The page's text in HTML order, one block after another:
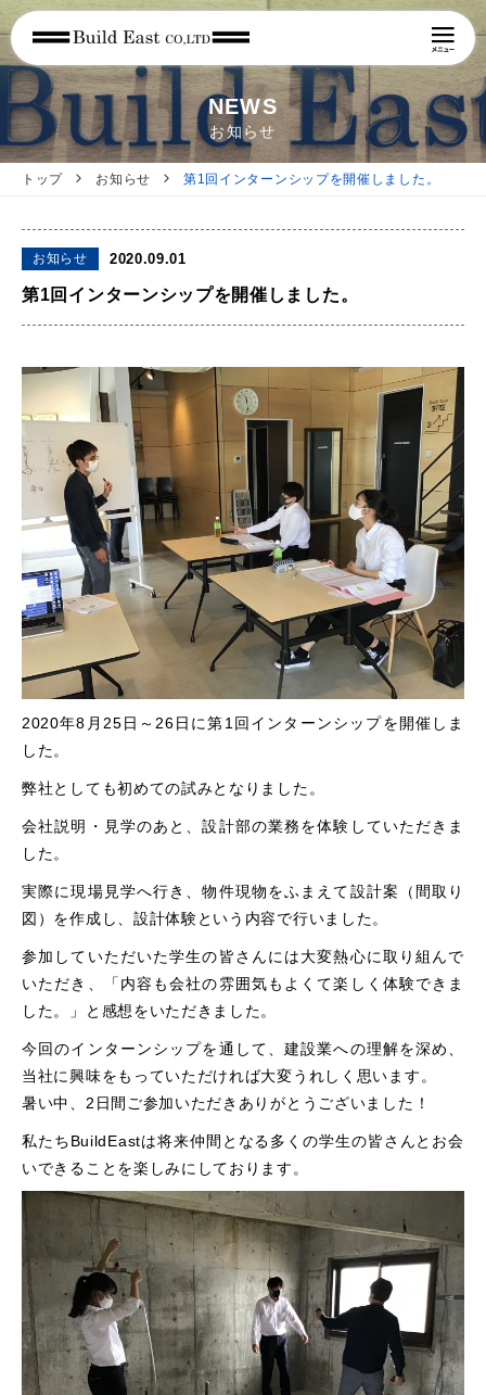
NEWS
お知らせ
トップ お知らせ 第1回インターンシップを開催しました。
お知らせ 2020.09.01
第1回インターンシップを開催しました。
2020年8月25日～26日に第1回インターンシップを開催しま
した。
弊社としても初めての試みとなりました。
会社説明・見学のあと、設計部の業務を体験していただきま
した。
実際に現場見学へ行き、物件現物をふまえて設計案（間取り
図）を作成し、設計体験という内容で行いました。
参加していただいた学生の皆さんには大変熱心に取り組んで
いただき、「内容も会社の雰囲気もよくて楽しく体験できま
した。」と感想をいただきました。
今回のインターンシップを通して、建設業への理解を深め、
当社に興味をもっていただければ大変うれしく思います。
暑い中、2日間ご参加いただきありがとうございました！
私たちBuildEastは将来仲間となる多くの学生の皆さんとお会
いできることを楽しみにしております。